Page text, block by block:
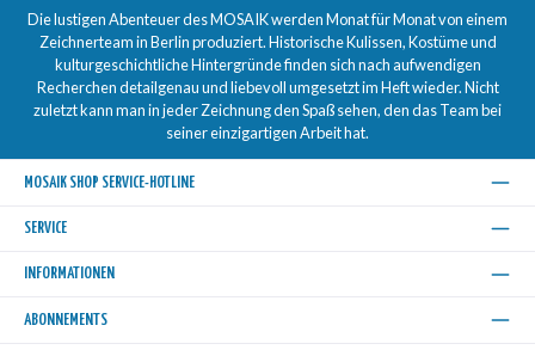
Die lustigen Abenteuer des MOSAIK werden Monat für Monat von einem
Zeichnerteam in Berlin produziert. Historische Kulissen, Kostüme und
kulturgeschichtliche Hintergründe finden sich nach aufwendigen
Recherchen detailgenau und liebevoll umgesetzt im Heft wieder. Nicht
zuletzt kann man in jeder Zeichnung den Spaß sehen, den das Team bei
seiner einzigartigen Arbeit hat.
MOSAIK SHOP SERVICE-HOTLINE
SERVICE
INFORMATIONEN
ABONNEMENTS